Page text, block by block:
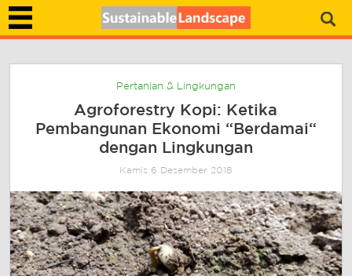
Pertanian & Lingkungan
Agroforestry Kopi: Ketika
Pembangunan Ekonomi “Berdamai“
dengan Lingkungan
Kamis 6 Desember 2018